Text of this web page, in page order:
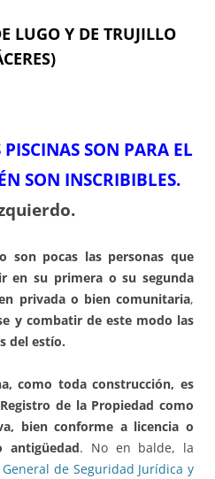
LUGO Y DE TRUJILLO
PISCINAS SON PARA EL
SON INSCRIBIBLES.
son pocas las personas que
en su primera o su segunda
privada o bien comunitaria,
y combatir de este modo las
del estío.
como toda construcción, es
de la Propiedad como
bien conforme a licencia o
antigüedad. No en balde, la
de Seguridad Jurídica y